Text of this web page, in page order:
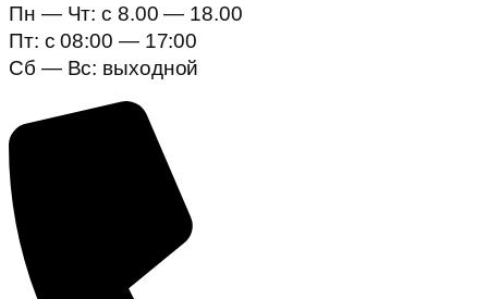
Пн — Чт: c 8.00 — 18.00
Пт: с 08:00 — 17:00
Сб — Вс: выходной